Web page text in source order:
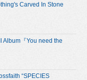
Carved In Stone
Album『You need the
“SPECIES